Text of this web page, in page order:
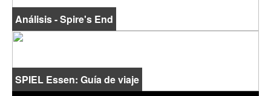
Análisis - Spire's End
SPIEL Essen: Guía de viaje